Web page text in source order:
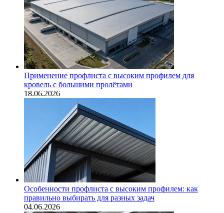
Применение профлиста с высоким профилем для
кровель с большими пролётами
18.06.2026
Особенности профлиста с высоким профилем: как
правильно выбирать для разных задач
04.06.2026